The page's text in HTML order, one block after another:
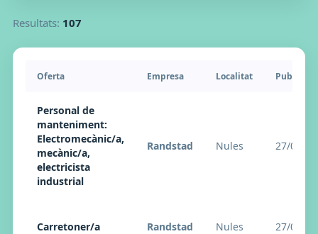
Resultats: 107
Oferta Empresa Localitat
Personal de
manteniment:
Electromecànic/a,
mecànic/a,
electricista
industrial
Randstad Nules 27/04/
Carretoner/a Randstad Nules 27/04/